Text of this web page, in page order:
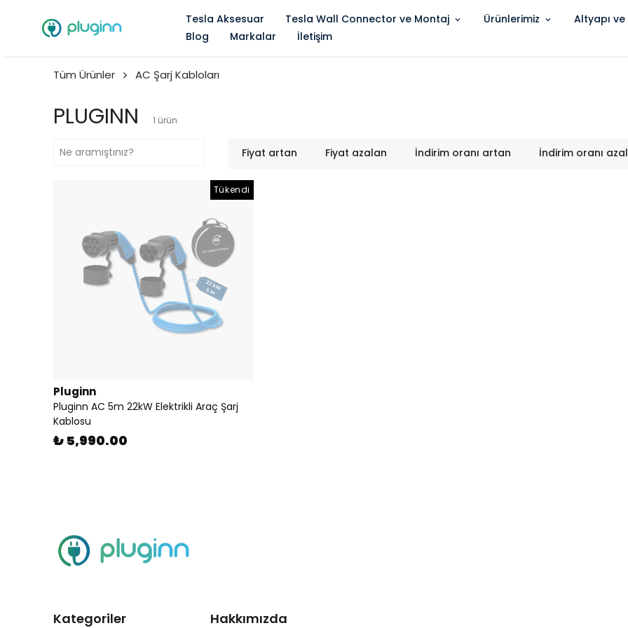
Tesla Aksesuar Tesla Wall Connector ve Montaj Ürünlerimiz Altyapı
Blog
Markalar İletişim
Tüm Ürünler AC Şarj Kabloları
PLUGINN 1 ürün
Fiyat artan Fiyat azalan İndirim oranı artan İndirim oranı
Tükendi
Pluginn
Pluginn AC 5m 22kW Elektrikli Araç Şarj
Kablosu
₺ 5,990.00
Kategoriler Hakkımızda